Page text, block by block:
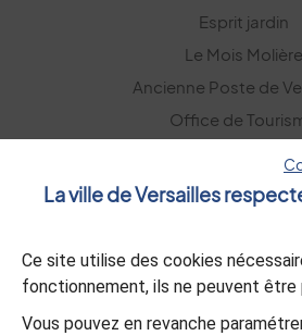
Esprit jardin
Le Mois Molière
Ancienne Poste de
Office de
S’abonner
La ville de Versailles
Ce site utilise des cookies
fonctionnement, ils ne peuvent être
Vous pouvez en revanche